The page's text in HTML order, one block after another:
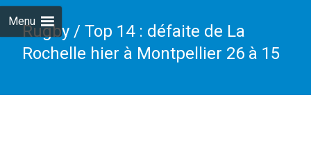
Menu
Rugby / Top 14 : défaite de La
Rochelle hier à Montpellier 26 à 15